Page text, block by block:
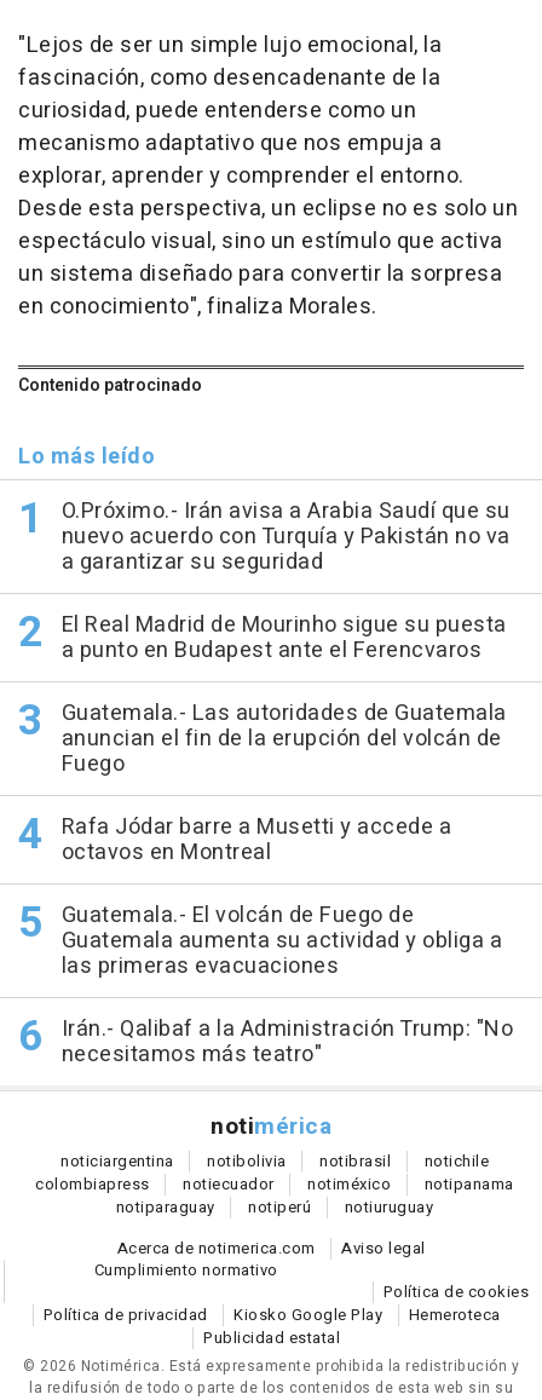
"Lejos de ser un simple lujo emocional, la
fascinación, como desencadenante de la
curiosidad, puede entenderse como un
mecanismo adaptativo que nos empuja a
explorar, aprender y comprender el entorno.
Desde esta perspectiva, un eclipse no es solo un
espectáculo visual, sino un estímulo que activa
un sistema diseñado para convertir la sorpresa
en conocimiento", finaliza Morales.
Contenido patrocinado
Lo más leído
O.Próximo.- Irán avisa a Arabia Saudí que su
nuevo acuerdo con Turquía y Pakistán no va
a garantizar su seguridad
El Real Madrid de Mourinho sigue su puesta
a punto en Budapest ante el Ferencvaros
Guatemala.- Las autoridades de Guatemala
anuncian el fin de la erupción del volcán de
Fuego
Rafa Jódar barre a Musetti y accede a
octavos en Montreal
Guatemala.- El volcán de Fuego de
Guatemala aumenta su actividad y obliga a
las primeras evacuaciones
Irán.- Qalibaf a la Administración Trump: "No
necesitamos más teatro"
notimérica
noticiargentina notibolivia notibrasil notichile
colombiapress notiecuador notiméxico notipanama
notiparaguay notiperú notiuruguay
Acerca de notimerica.com
Aviso legal
Cumplimiento normativo
Política de cookies
Política de privacidad
Kiosko Google Play
Hemeroteca
Publicidad estatal
© 2026 Notimérica. Está expresamente prohibida la redistribución y
la redifusión de todo o parte de los contenidos de esta web sin su